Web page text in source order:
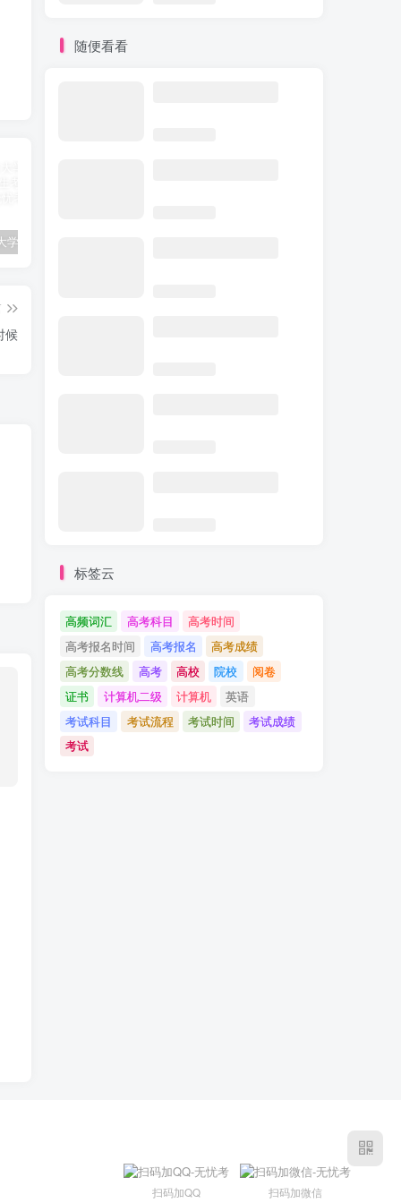
候
随便看看
标签云
高频词汇 高考科目
高考时间
高考报名时间
高考报名
高考成绩
高考分数线
高考 高校 院校
阅卷
证书
计算机二级 计算机
英语
考试科目
考试流程 考试时间
考试成绩
考试
扫码加QQ 扫码加微信